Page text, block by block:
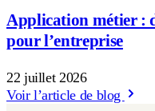
Application métier :
pour l’entreprise
22 juillet 2026
Voir l’article de blog